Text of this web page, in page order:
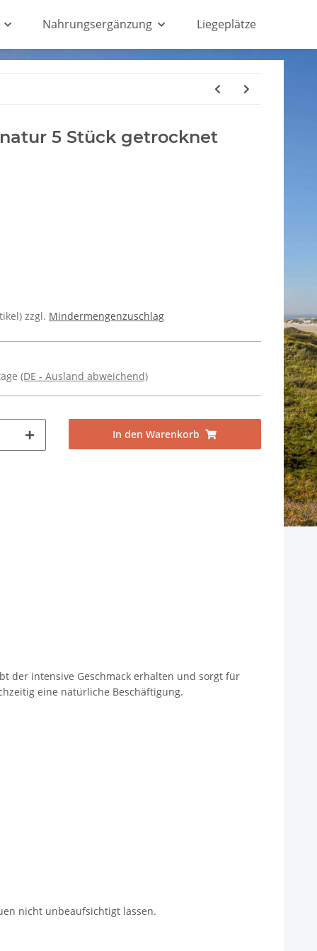
Nahrungsergänzung Liegeplätze
5 Stück getrocknet
zzgl. Mindermengenzuschlag
(DE - Ausland abweichend)
In den Warenkorb
der intensive Geschmack erhalten und sorgt für
eine natürliche Beschäftigung.
nicht unbeaufsichtigt lassen.